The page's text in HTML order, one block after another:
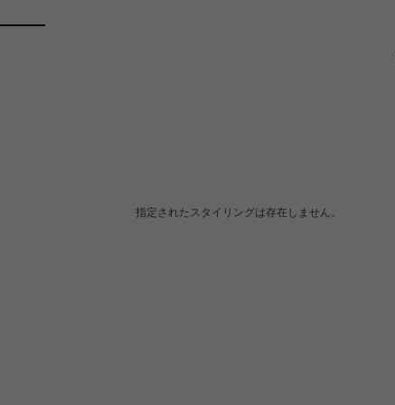
指定されたスタイリングは存在しません。